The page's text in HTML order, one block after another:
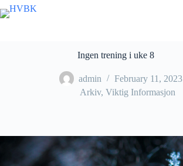
Skip
to
Ingen trening i uke 8
admin
February 11, 2023
Arkiv, Viktig Informasjon